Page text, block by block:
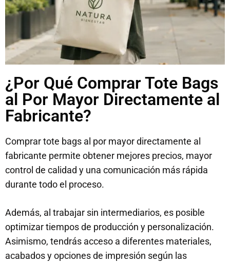
¿Por Qué Comprar Tote Bags
al Por Mayor Directamente al
Fabricante?
Comprar tote bags al por mayor directamente al
fabricante permite obtener mejores precios, mayor
control de calidad y una comunicación más rápida
durante todo el proceso.
Además, al trabajar sin intermediarios, es posible
optimizar tiempos de producción y personalización.
Asimismo, tendrás acceso a diferentes materiales,
acabados y opciones de impresión según las